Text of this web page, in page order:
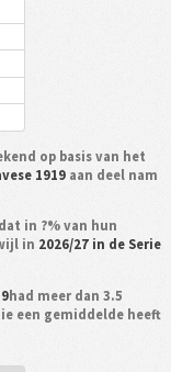
op basis van het
1919aan deel nam
in ?% van hun
in 2026/27 in de Serie
had meer dan 3.5
een gemiddelde heeft